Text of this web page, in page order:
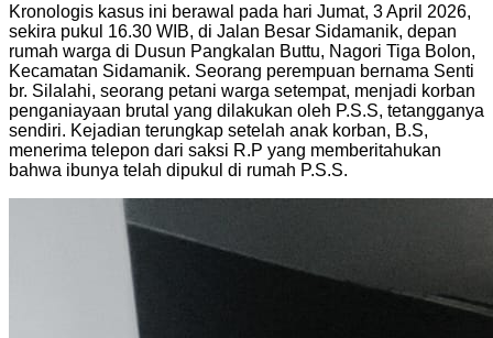
Kronologis kasus ini berawal pada hari Jumat, 3 April 2026,
sekira pukul 16.30 WIB, di Jalan Besar Sidamanik, depan
rumah warga di Dusun Pangkalan Buttu, Nagori Tiga Bolon,
Kecamatan Sidamanik. Seorang perempuan bernama Senti
br. Silalahi, seorang petani warga setempat, menjadi korban
penganiayaan brutal yang dilakukan oleh P.S.S, tetangganya
sendiri. Kejadian terungkap setelah anak korban, B.S,
menerima telepon dari saksi R.P yang memberitahukan
bahwa ibunya telah dipukul di rumah P.S.S.